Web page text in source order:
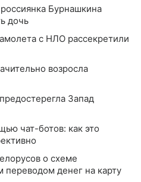
Бурнашкина
дочь
с НЛО рассекретили
возросла
Запад
чат-ботов: как это
о схеме
денег на карту